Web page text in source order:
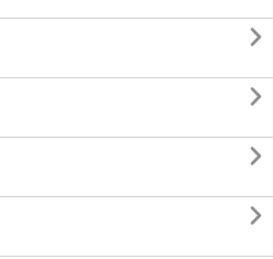



